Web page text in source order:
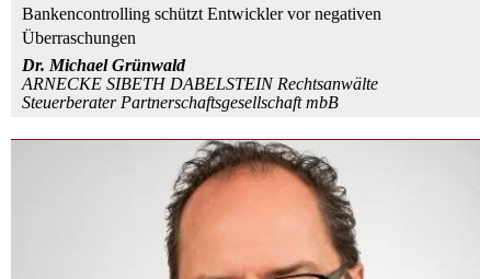
Bankencontrolling schützt Entwickler vor negativen
Überraschungen
Dr. Michael Grünwald
ARNECKE SIBETH DABELSTEIN Rechtsanwälte
Steuerberater Partnerschaftsgesellschaft mbB